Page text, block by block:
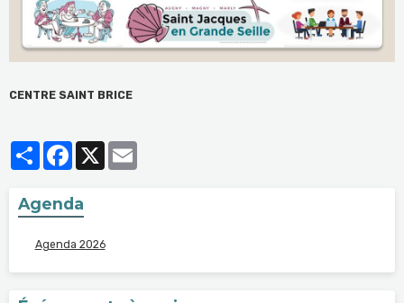
CENTRE SAINT BRICE
PartagerFacebook
X
Agenda
Agenda 2026